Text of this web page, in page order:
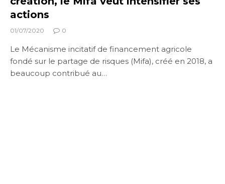
actions
01/07/2020 0
Le Mécanisme incitatif de financement agricole
fondé sur le partage de risques (Mifa), créé en 2018, a
beaucoup contribué au…